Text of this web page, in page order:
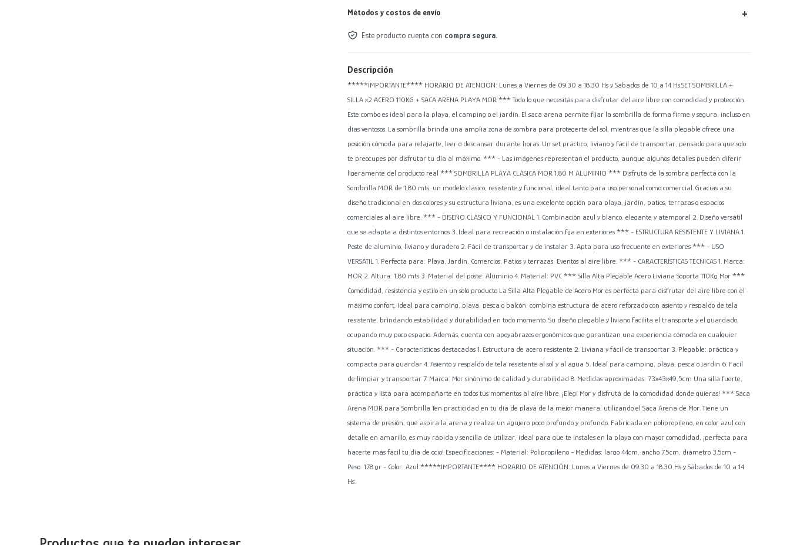
Métodos y costos de envío
Este producto cuenta con compra segura.
Descripción
*****IMPORTANTE**** HORARIO DE ATENCIÓN: Lunes a Viernes de 09.30 a 18.30 Hs y Sábados de 10 a 14 Hs.SET SOMBRILLA +
SILLA x2 ACERO 110KG + SACA ARENA PLAYA MOR *** Todo lo que necesitás para disfrutar del aire libre con comodidad y protección.
Este combo es ideal para la playa, el camping o el jardín. El saca arena permite fijar la sombrilla de forma firme y segura, incluso en
días ventosos. La sombrilla brinda una amplia zona de sombra para protegerte del sol, mientras que la silla plegable ofrece una
posición cómoda para relajarte, leer o descansar durante horas. Un set práctico, liviano y fácil de transportar, pensado para que solo
te preocupes por disfrutar tu día al máximo. *** - Las imágenes representan el producto, aunque algunos detalles pueden diferir
ligeramente del producto real *** SOMBRILLA PLAYA CLÁSICA MOR 1,80 M ALUMINIO *** Disfrutá de la sombra perfecta con la
Sombrilla MOR de 1,80 mts, un modelo clásico, resistente y funcional, ideal tanto para uso personal como comercial. Gracias a su
diseño tradicional en dos colores y su estructura liviana, es una excelente opción para playa, jardín, patios, terrazas o espacios
comerciales al aire libre. *** - DISEÑO CLÁSICO Y FUNCIONAL 1. Combinación azul y blanco, elegante y atemporal 2. Diseño versátil
que se adapta a distintos entornos 3. Ideal para recreación o instalación fija en exteriores *** - ESTRUCTURA RESISTENTE Y LIVIANA 1.
Poste de aluminio, liviano y duradero 2. Fácil de transportar y de instalar 3. Apta para uso frecuente en exteriores *** - USO
VERSÁTIL 1. Perfecta para: Playa, Jardín, Comercios, Patios y terrazas, Eventos al aire libre. *** - CARACTERÍSTICAS TÉCNICAS 1. Marca:
MOR 2. Altura: 1,80 mts 3. Material del poste: Aluminio 4. Material: PVC *** Silla Alta Plegable Acero Liviana Soporta 110Kg Mor ***
Comodidad, resistencia y estilo en un solo producto La Silla Alta Plegable de Acero Mor es perfecta para disfrutar del aire libre con el
máximo confort. Ideal para camping, playa, pesca o balcón, combina estructura de acero reforzado con asiento y respaldo de tela
resistente, brindando estabilidad y durabilidad en todo momento. Su diseño plegable y liviano facilita el transporte y el guardado,
ocupando muy poco espacio. Además, cuenta con apoyabrazos ergonómicos que garantizan una experiencia cómoda en cualquier
situación. *** - Características destacadas 1. Estructura de acero resistente 2. Liviana y fácil de transportar 3. Plegable: práctica y
compacta para guardar 4. Asiento y respaldo de tela resistente al sol y al agua 5. Ideal para camping, playa, pesca o jardín 6. Fácil
de limpiar y transportar 7. Marca: Mor sinónimo de calidad y durabilidad 8. Medidas aproximadas: 73x43x49,5cm Una silla fuerte,
práctica y lista para acompañarte en todos tus momentos al aire libre. ¡Elegí Mor y disfrutá de la comodidad donde quieras! *** Saca
Arena MOR para Sombrilla Ten practicidad en tu día de playa de la mejor manera, utilizando el Saca Arena de Mor. Tiene un
sistema de presión, que aspira la arena y realiza un agujero poco profundo y profundo. Fabricada en polipropileno, en color azul con
detalle en amarillo, es muy rápida y sencilla de utilizar, ideal para que te instales en la playa con mayor comodidad, ¡perfecta para
hacerte más fácil tu día de ocio! Especificaciones: - Material: Polipropileno - Medidas: largo 44cm, ancho 7.5cm, diámetro 3.5cm -
Peso: 178 gr - Color: Azul *****IMPORTANTE**** HORARIO DE ATENCIÓN: Lunes a Viernes de 09.30 a 18.30 Hs y Sábados de 10 a 14
Hs.